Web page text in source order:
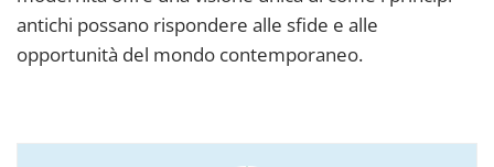
antichi possano rispondere alle sfide e alle
opportunità del mondo contemporaneo.